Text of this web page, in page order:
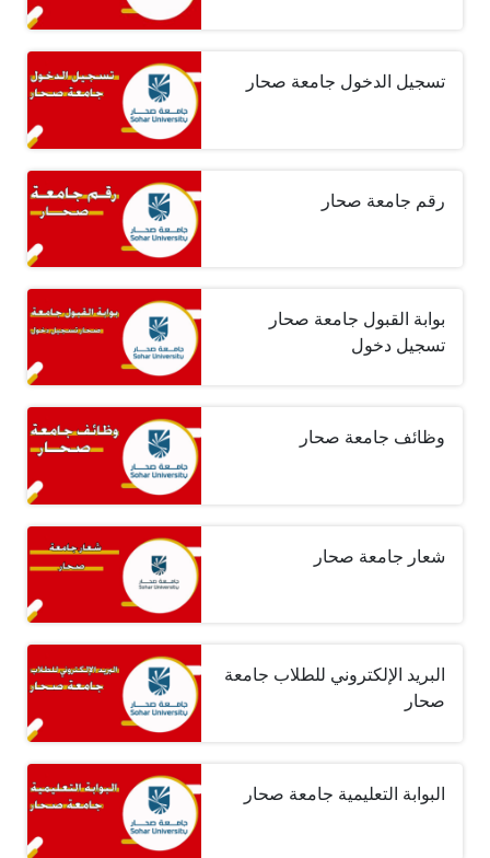
تسجيل الدخول جامعة صحار
رقم جامعة صحار
بوابة القبول جامعة صحار
تسجيل دخول
وظائف جامعة صحار
شعار جامعة صحار
البريد الإلكتروني للطلاب جامعة
صحار
البوابة التعليمية جامعة صحار